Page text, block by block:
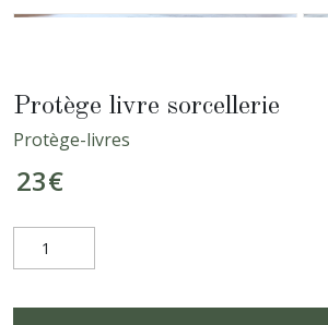
Protège livre sorcellerie
Protège-livres
23€